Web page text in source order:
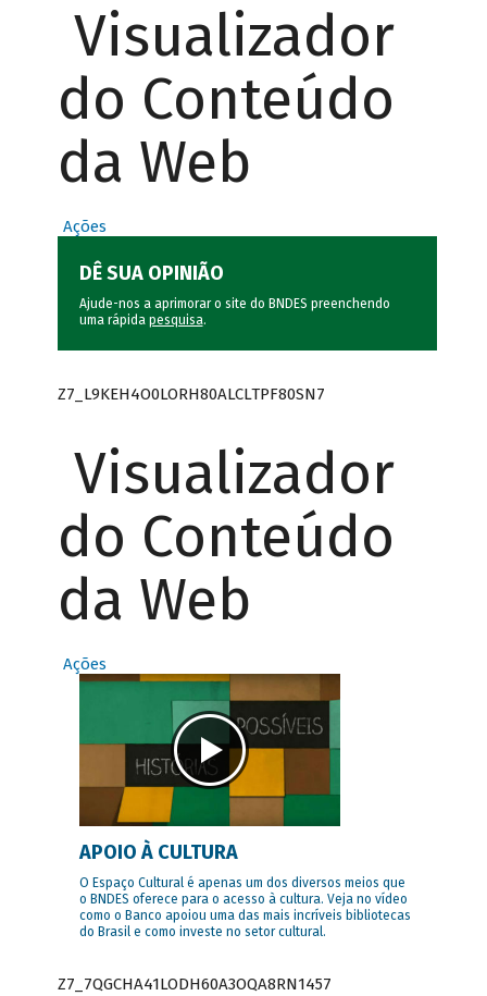
Visualizador
do Conteúdo
da Web
Ações
DÊ SUA OPINIÃO
Ajude-nos a aprimorar o site do BNDES preenchendo
uma rápida pesquisa.
Z7_L9KEH4O0LORH80ALCLTPF80SN7
Visualizador
do Conteúdo
da Web
Ações
APOIO À CULTURA
O Espaço Cultural é apenas um dos diversos meios que
o BNDES oferece para o acesso à cultura. Veja no vídeo
como o Banco apoiou uma das mais incríveis bibliotecas
do Brasil e como investe no setor cultural.
Z7_7QGCHA41LODH60A3OQA8RN1457